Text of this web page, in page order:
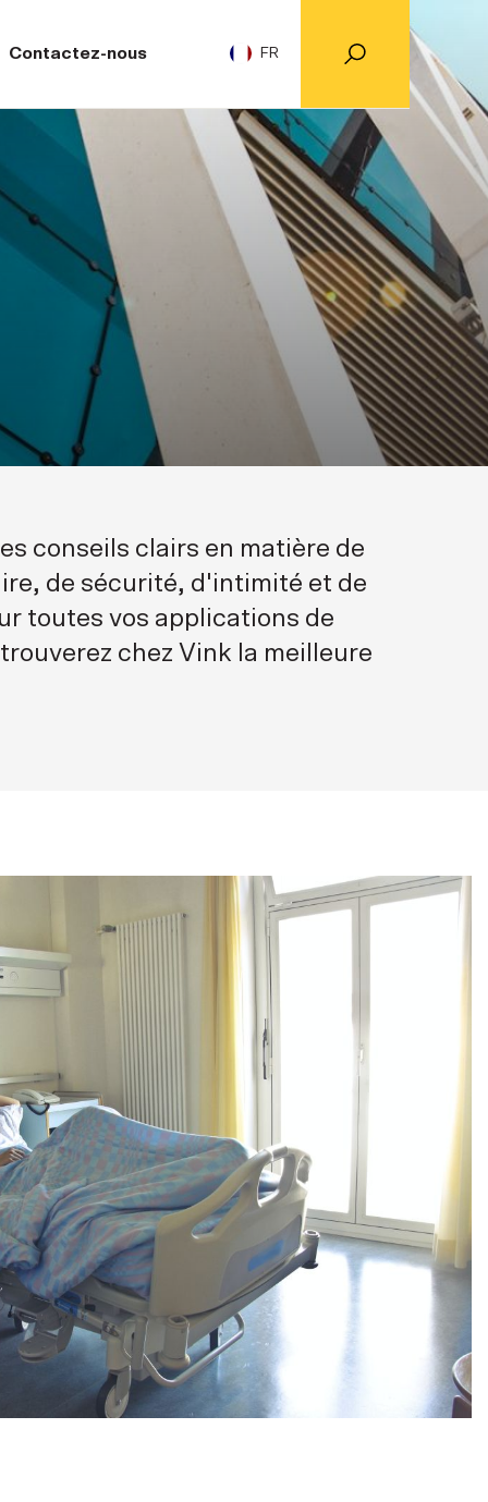
Contactez-nous FR
conseils clairs en matière de
de sécurité, d'intimité et de
toutes vos applications de
chez Vink la meilleure